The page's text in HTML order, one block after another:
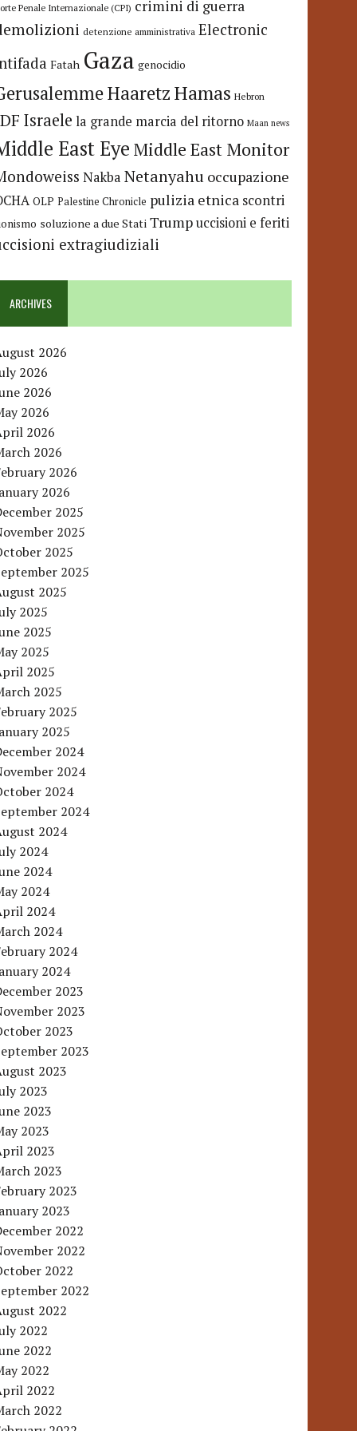
Penale Internazionale (CPI) crimini di guerra
detenzione amministrativa Electronic
Fatah Gaza genocidio
HaaretzHamas Hebron
Israele la grande marcia del ritorno Maan news
East Eye Middle East Monitor
Nakba Netanyahu occupazione
OLP Palestine Chronicle pulizia etnica scontri
soluzione a due Stati Trumpuccisioni e feriti
extragiudiziali
ARCHIVES
2026
2026
2026
2026
2026
2026
2026
2026
2025
2025
2025
2025
2025
2025
2025
2025
2025
2025
2025
2025
2024
2024
2024
2024
2024
2024
2024
2024
2024
2024
2024
2024
2023
2023
2023
2023
2023
2023
2023
2023
2023
2023
2023
2023
2022
2022
2022
2022
2022
2022
2022
2022
2022
2022